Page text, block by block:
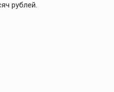
рублей.